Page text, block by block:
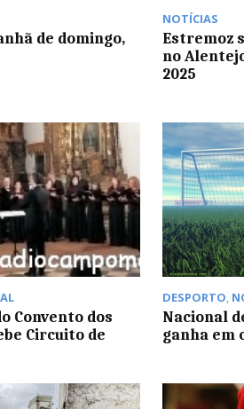
de domingo,
NOTÍCIAS
Estremoz
no
2025
Convento dos
Circuito de
DESPORTO,
Nacional
ganha em